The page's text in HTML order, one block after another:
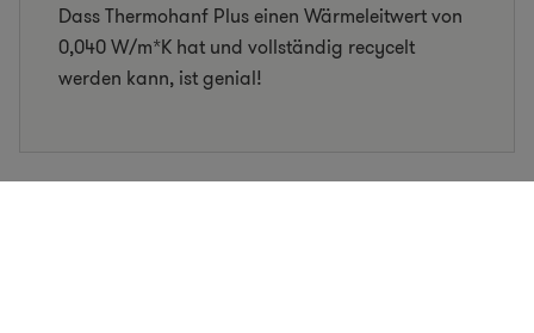
Dass Thermohanf Plus einen Wärmeleitwert von
0,040 W/m*K hat und vollständig recycelt
werden kann, ist genial!